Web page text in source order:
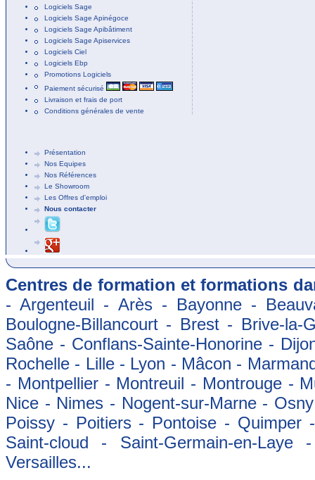
Logiciels Sage
Logiciels Sage Apinégoce
Logiciels Sage Apibâtiment
Logiciels Sage Apiservices
Logiciels Ciel
Logiciels Ebp
Promotions Logiciels
Paiement sécurisé
Livraison et frais de port
Conditions générales de vente
Présentation
Nos Equipes
Nos Références
Le Showroom
Les Offres d'emploi
Nous contacter
Centres de formation et formations
- Argenteuil - Arès - Bayonne -
Boulogne-Billancourt - Brest - Brive-
Saône - Conflans-Sainte-Honorine -
Rochelle - Lille - Lyon - Mâcon -
- Montpellier - Montreuil - Montrouge -
Nice - Nimes - Nogent-sur-Marne -
Poissy - Poitiers - Pontoise -
Saint-cloud - Saint-Germain-en-
Versailles...